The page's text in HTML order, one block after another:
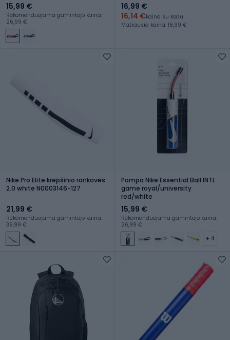
15,99 €
Rekomenduojama gamintojo kaina:
26,99 €
16,99 €
16,14 €kaina su kodu
Mažiausia kaina: 16,99 €
Nike Pro Elite krepšinio rankovės
2.0 white N0003146-127
21,99 €
Rekomenduojama gamintojo kaina:
39,99 €
Pompa Nike Essential Ball INTL
game royal/university
red/white
15,99 €
Rekomenduojama gamintojo kaina:
26,99 €
+ 4